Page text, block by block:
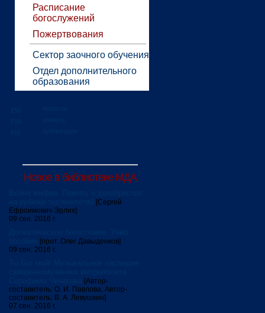
Расписание
богослужений
Пожертвования
Сектор заочного обучения
Отдел дополнительного
образования
Новое в библиотеке МДА
[Сергей
Ефроимович Эрлих]
09 сен. 2016 г.
[прот. Олег Давыденков]
09 сен. 2016 г.
[Автор-
составитель: О. И. Павлова; Автор-
составитель: В. А. Левушкин]
07 сен. 2016 г.